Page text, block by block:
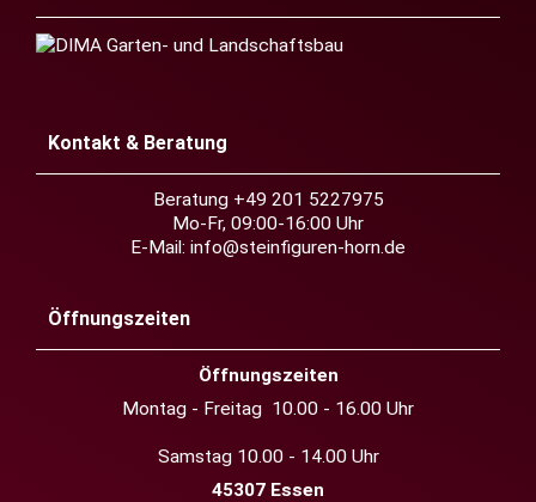
Kontakt & Beratung
Beratung +49 201 5227975
Mo-Fr, 09:00-16:00 Uhr
E-Mail: info@steinfiguren-horn.de
Öffnungszeiten
Öffnungszeiten
Montag - Freitag 10.00 - 16.00 Uhr
Samstag 10.00 - 14.00 Uhr
45307 Essen